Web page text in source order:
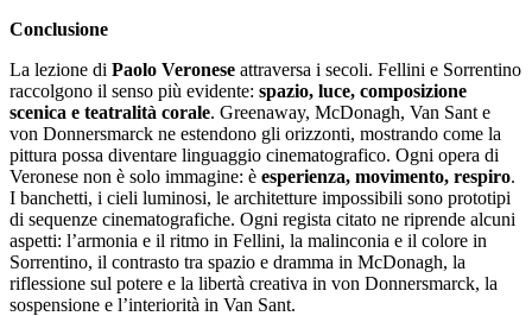
Conclusione
La lezione di Paolo Veronese attraversa i secoli. Fellini e Sorrentino
raccolgono il senso più evidente: spazio, luce, composizione
scenica e teatralità corale. Greenaway, McDonagh, Van Sant e
von Donnersmarck ne estendono gli orizzonti, mostrando come la
pittura possa diventare linguaggio cinematografico. Ogni opera di
Veronese non è solo immagine: è esperienza, movimento, respiro.
I banchetti, i cieli luminosi, le architetture impossibili sono prototipi
di sequenze cinematografiche. Ogni regista citato ne riprende alcuni
aspetti: l’armonia e il ritmo in Fellini, la malinconia e il colore in
Sorrentino, il contrasto tra spazio e dramma in McDonagh, la
riflessione sul potere e la libertà creativa in von Donnersmarck, la
sospensione e l’interiorità in Van Sant.